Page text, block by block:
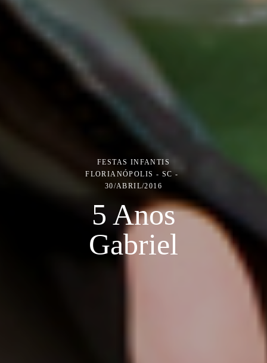
FESTAS INFANTIS
FLORIANÓPOLIS - SC
30/ABRIL/2016
5 Anos
Gabriel